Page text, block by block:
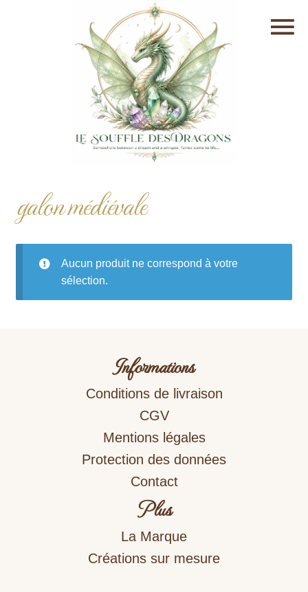
galon médiévale
Aucun produit ne correspond à votre
sélection.
Informations
Conditions de livraison
CGV
Mentions légales
Protection des données
Contact
Plus
La Marque
Créations sur mesure